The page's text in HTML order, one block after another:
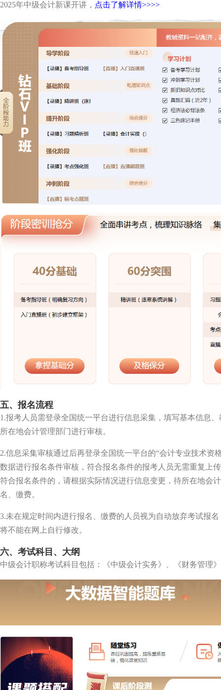
2025年中级会计新课开讲， 点击了解详情>>>>
五、报名流程
1.报考人员需登录全国统一平台进行信息采集，填写基本信息
所在地会计管理部门进行审核。
2.信息采集审核通过后再登录全国统一平台的“会计专业技术资
数据进行报名条件审核，符合报名条件的报考人员无需重复上
符合报名条件的，请根据实际情况进行信息变更，待所在地会
名、缴费。
3.未在规定时间内进行报名、缴费的人员视为自动放弃考试报
将不能在网上自行修改。
六、考试科目、大纲
中级会计职称考试科目包括：《中级会计实务》、《财务管理